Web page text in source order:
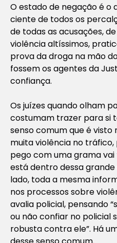
O estado de negação é o
ciente de todos os
de todas as acusações,
violência altíssimos,
prova da droga na mão
fossem os agentes da
confiança.
Os juízes quando olham
costumam trazer para si
senso comum que é visto
muita violência no
pego com uma grama
está dentro dessa
lado, toda a mesma
nos processos sobre
avalia policial, pensando
ou não confiar no policial
robusta contra ele”. Há